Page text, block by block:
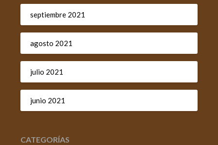
septiembre 2021
agosto 2021
julio 2021
junio 2021
CATEGORÍAS